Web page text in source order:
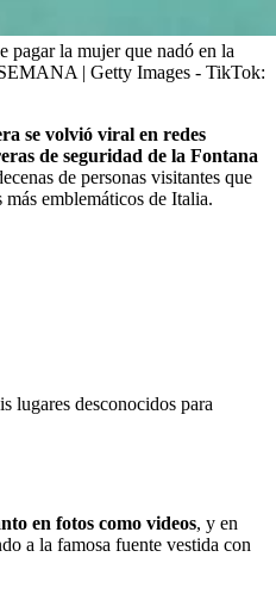
pagar la mujer que nadó en la
| Getty Images - TikTok:
se volvió viral en redes
de seguridad de la Fontana
de personas visitantes que
emblemáticos de Italia.
lugares desconocidos para
en fotos como videos, y en
a la famosa fuente vestida con